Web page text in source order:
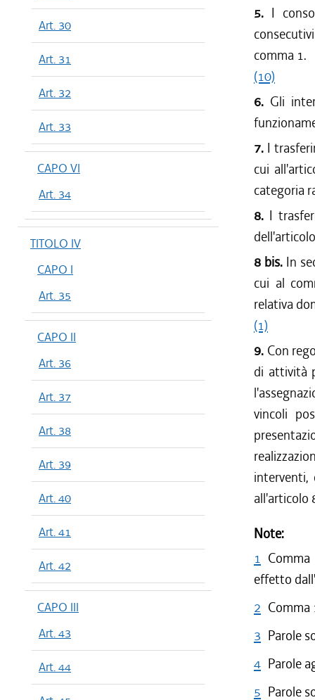
Art. 30
Art. 31
Art. 32
Art. 33
CAPO VI
Art. 34
TITOLO IV
CAPO I
Art. 35
CAPO II
Art. 36
Art. 37
Art. 38
Art. 39
Art. 40
Art. 41
Art. 42
CAPO III
Art. 43
Art. 44
5. I
comma 1.
(10)
6. Gli
7. I
cui
categoria
8. I
8 bis. In
cui al
relativa
(1)
9. Con
di attività
vincoli
interventi,
all'articolo
Note:
1
effetto
2 Comma
3 Parole
4 Parole
5 Parole